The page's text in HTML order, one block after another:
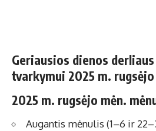
Geriausios dienos
tvarkymui 2025 m. rugsėjo
2025 m. rugsėjo mėn.
Augantis mėnulis (1–6 ir